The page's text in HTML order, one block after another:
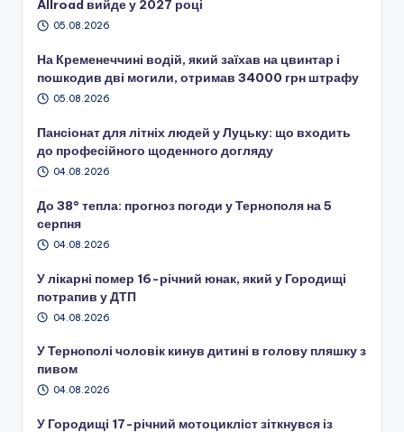
Allroad вийде у 2027 році
05.08.2026
На Кременеччині водій, який заїхав на цвинтар і
пошкодив дві могили, отримав 34000 грн штрафу
05.08.2026
Пансіонат для літніх людей у Луцьку: що входить
до професійного щоденного догляду
04.08.2026
До 38° тепла: прогноз погоди у Тернополя на 5
серпня
04.08.2026
У лікарні помер 16-річний юнак, який у Городищі
потрапив у ДТП
04.08.2026
У Тернополі чоловік кинув дитині в голову пляшку з
пивом
04.08.2026
У Городищі 17-річний мотоцикліст зіткнувся із